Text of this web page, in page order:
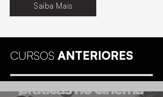
Saiba Mais
CURSOS ANTERIORES